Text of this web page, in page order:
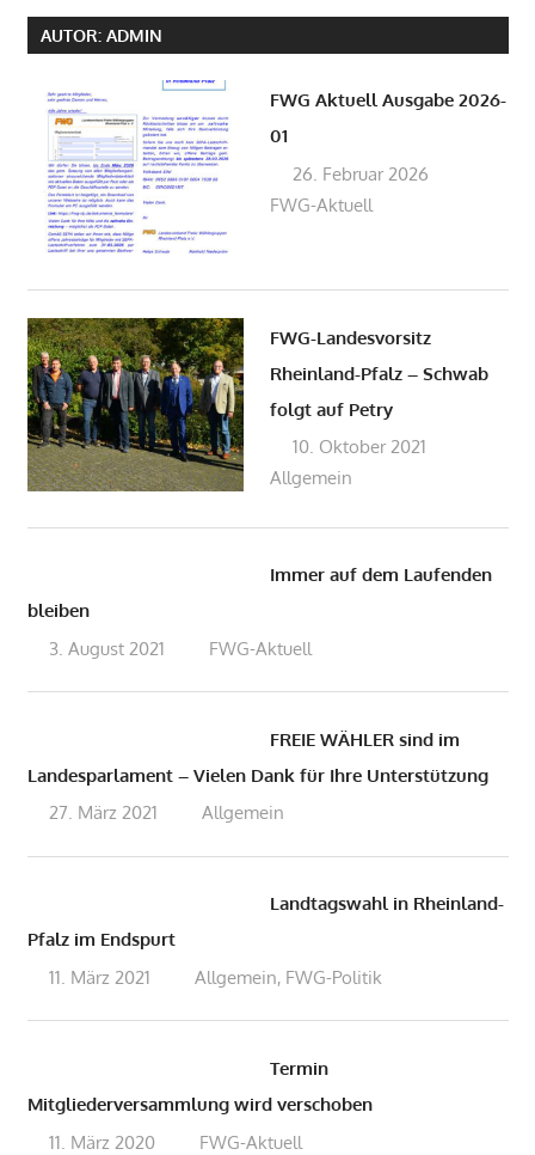
AUTOR: ADMIN
FWG Aktuell Ausgabe 2026-
01
26. Februar 2026
FWG-Aktuell
FWG-Landesvorsitz
Rheinland-Pfalz – Schwab
folgt auf Petry
10. Oktober 2021
Allgemein
Immer auf dem Laufenden
bleiben
3. August 2021
admin
FWG-Aktuell
FREIE WÄHLER sind im
Landesparlament – Vielen Dank für Ihre Unterstützung
27. März 2021
admin
Allgemein
Landtagswahl in Rheinland-
Pfalz im Endspurt
11. März 2021
admin
Allgemein, FWG-Politik
Termin
Mitgliederversammlung wird verschoben
11. März 2020
admin
FWG-Aktuell